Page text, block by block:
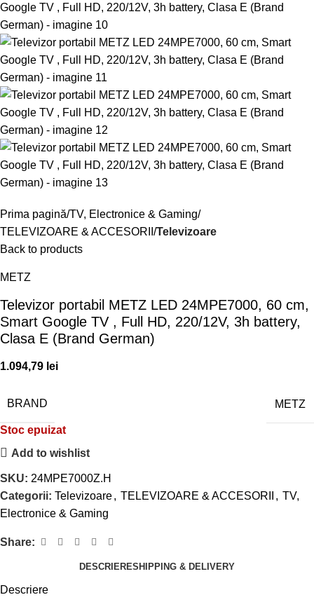
Prima pagină TV, Electronice & Gaming
TELEVIZOARE & ACCESORII
Televizoare
Back to products
METZ
Televizor portabil METZ LED 24MPE7000, 60 cm,
Smart Google TV , Full HD, 220/12V, 3h battery,
Clasa E (Brand German)
1.094,79 lei
BRAND METZ
Stoc epuizat
Add to wishlist
SKU: 24MPE7000Z.H
Categorii: Televizoare, TELEVIZOARE & ACCESORII , TV,
Electronice & Gaming
Share:
DESCRIERESHIPPING & DELIVERY
Descriere